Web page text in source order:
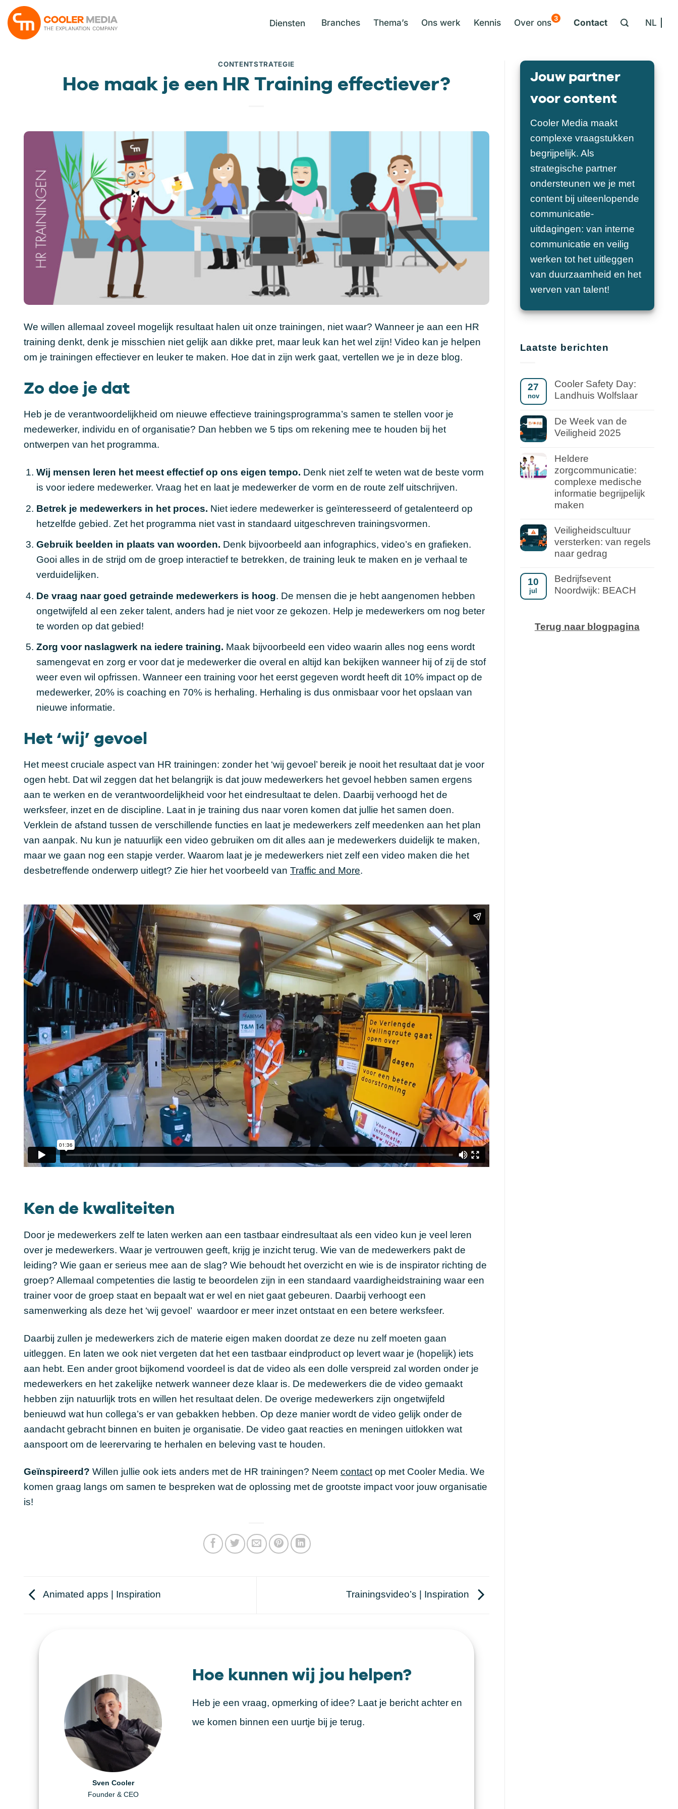
naar
inhoud
Diensten Branches Thema’s Ons werk Kennis Over ons 3 Contact NL
CONTENTSTRATEGIE
Hoe maak je een HR Training effectiever?
We willen allemaal zoveel mogelijk resultaat halen uit onze trainingen, niet waar? Wanneer je aan een HR
training denkt, denk je misschien niet gelijk aan dikke pret, maar leuk kan het wel zijn! Video kan je helpen
om je trainingen effectiever en leuker te maken. Hoe dat in zijn werk gaat, vertellen we je in deze blog.
Zo doe je dat
Heb je de verantwoordelijkheid om nieuwe effectieve trainingsprogramma’s samen te stellen voor je
medewerker, individu en of organisatie? Dan hebben we 5 tips om rekening mee te houden bij het
ontwerpen van het programma.
Wij mensen leren het meest effectief op ons eigen tempo. Denk niet zelf te weten wat de beste vorm
is voor iedere medewerker. Vraag het en laat je medewerker de vorm en de route zelf uitschrijven.
Betrek je medewerkers in het proces. Niet iedere medewerker is geïnteresseerd of getalenteerd op
hetzelfde gebied. Zet het programma niet vast in standaard uitgeschreven trainingsvormen.
Gebruik beelden in plaats van woorden. Denk bijvoorbeeld aan infographics, video’s en grafieken.
Gooi alles in de strijd om de groep interactief te betrekken, de training leuk te maken en je verhaal te
verduidelijken.
De vraag naar goed getrainde medewerkers is hoog. De mensen die je hebt aangenomen hebben
ongetwijfeld al een zeker talent, anders had je niet voor ze gekozen. Help je medewerkers om nog beter
te worden op dat gebied!
Zorg voor naslagwerk na iedere training. Maak bijvoorbeeld een video waarin alles nog eens wordt
samengevat en zorg er voor dat je medewerker die overal en altijd kan bekijken wanneer hij of zij de stof
weer even wil opfrissen. Wanneer een training voor het eerst gegeven wordt heeft dit 10% impact op de
medewerker, 20% is coaching en 70% is herhaling. Herhaling is dus onmisbaar voor het opslaan van
nieuwe informatie.
Het ‘wij’ gevoel
Het meest cruciale aspect van HR trainingen: zonder het ‘wij gevoel’ bereik je nooit het resultaat dat je voor
ogen hebt. Dat wil zeggen dat het belangrijk is dat jouw medewerkers het gevoel hebben samen ergens
aan te werken en de verantwoordelijkheid voor het eindresultaat te delen. Daarbij verhoogd het de
werksfeer, inzet en de discipline. Laat in je training dus naar voren komen dat jullie het samen doen.
Verklein de afstand tussen de verschillende functies en laat je medewerkers zelf meedenken aan het plan
van aanpak. Nu kun je natuurlijk een video gebruiken om dit alles aan je medewerkers duidelijk te maken,
maar we gaan nog een stapje verder. Waarom laat je je medewerkers niet zelf een video maken die het
desbetreffende onderwerp uitlegt? Zie hier het voorbeeld van Traffic and More.
Ken de kwaliteiten
Door je medewerkers zelf te laten werken aan een tastbaar eindresultaat als een video kun je veel leren
over je medewerkers. Waar je vertrouwen geeft, krijg je inzicht terug. Wie van de medewerkers pakt de
leiding? Wie gaan er serieus mee aan de slag? Wie behoudt het overzicht en wie is de inspirator richting de
groep? Allemaal competenties die lastig te beoordelen zijn in een standaard vaardigheidstraining waar een
trainer voor de groep staat en bepaalt wat er wel en niet gaat gebeuren. Daarbij verhoogt een
samenwerking als deze het ‘wij gevoel’ waardoor er meer inzet ontstaat en een betere werksfeer.
Daarbij zullen je medewerkers zich de materie eigen maken doordat ze deze nu zelf moeten gaan
uitleggen. En laten we ook niet vergeten dat het een tastbaar eindproduct op levert waar je (hopelijk) iets
aan hebt. Een ander groot bijkomend voordeel is dat de video als een dolle verspreid zal worden onder je
medewerkers en het zakelijke netwerk wanneer deze klaar is. De medewerkers die de video gemaakt
hebben zijn natuurlijk trots en willen het resultaat delen. De overige medewerkers zijn ongetwijfeld
benieuwd wat hun collega’s er van gebakken hebben. Op deze manier wordt de video gelijk onder de
aandacht gebracht binnen en buiten je organisatie. De video gaat reacties en meningen uitlokken wat
aanspoort om de leerervaring te herhalen en beleving vast te houden.
Geïnspireerd? Willen jullie ook iets anders met de HR trainingen? Neem contactop met Cooler Media. We
komen graag langs om samen te bespreken wat de oplossing met de grootste impact voor jouw organisatie
is!
Animated apps | Inspiration Trainingsvideo’s | Inspiration
Sven Cooler
Founder & CEO
Helen Berger
Creative Producer
Daniël Visscher
Art Director
Hoe kunnen wij jou helpen?
Heb je een vraag, opmerking of idee? Laat je bericht achter en
we komen binnen een uurtje bij je terug.
Jouw partner
voor content
Cooler Media maakt
complexe vraagstukken
begrijpelijk. Als
strategische partner
ondersteunen we je met
content bij uiteenlopende
communicatie-
uitdagingen: van interne
communicatie en veilig
werken tot het uitleggen
van duurzaamheid en het
werven van talent!
Laatste berichten
27
nov
Cooler Safety Day:
Landhuis Wolfslaar
De Week van de
Veiligheid 2025
Heldere
zorgcommunicatie:
complexe medische
informatie begrijpelijk
maken
Veiligheidscultuur
versterken: van regels
naar gedrag
10
jul
Bedrijfsevent
Noordwijk: BEACH
Terug naar blogpagina